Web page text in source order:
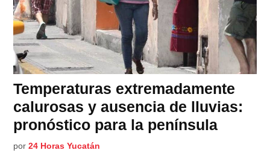
Temperaturas extremadamente
calurosas y ausencia de lluvias:
pronóstico para la península
por 24 Horas Yucatán